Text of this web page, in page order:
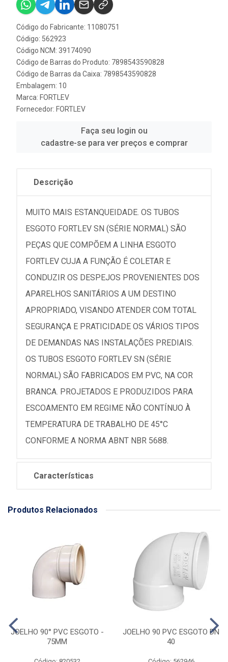
Código do Fabricante: 11080751
Código: 562923
Código NCM: 39174090
Código de Barras do Produto: 7898543590828
Código de Barras da Caixa: 7898543590828
Embalagem: 10
Marca: FORTLEV
Fornecedor: FORTLEV
Faça seu login ou
cadastre-se para ver preços e comprar
Descrição
MUITO MAIS ESTANQUEIDADE. OS TUBOS
ESGOTO FORTLEV SN (SÉRIE NORMAL) SÃO
PEÇAS QUE COMPÕEM A LINHA ESGOTO
FORTLEV CUJA A FUNÇÃO É COLETAR E
CONDUZIR OS DESPEJOS PROVENIENTES DOS
APARELHOS SANITÁRIOS A UM DESTINO
APROPRIADO, VISANDO ATENDER COM TOTAL
SEGURANÇA E PRATICIDADE OS VÁRIOS TIPOS
DE DEMANDAS NAS INSTALAÇÕES PREDIAIS.
OS TUBOS ESGOTO FORTLEV SN (SÉRIE
NORMAL) SÃO FABRICADOS EM PVC, NA COR
BRANCA. PROJETADOS E PRODUZIDOS PARA
ESCOAMENTO EM REGIME NÃO CONTÍNUO À
TEMPERATURA DE TRABALHO DE 45°C
CONFORME A NORMA ABNT NBR 5688.
Características
Produtos Relacionados
JOELHO 90° PVC ESGOTO -
75MM
JOELHO 90 PVC ESGOTO DN
40